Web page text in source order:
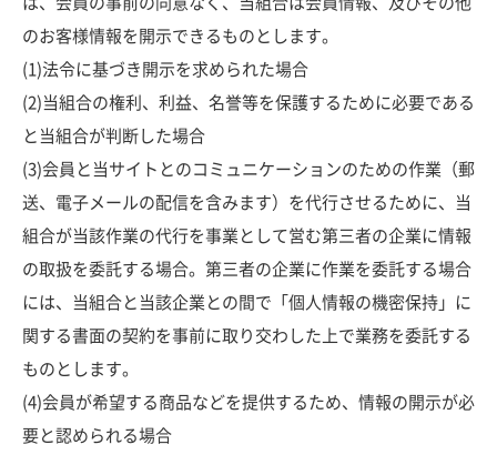
のお客様情報を開示できるものとします。
(1)法令に基づき開示を求められた場合
(2)当組合の権利、利益、名誉等を保護するために必要である
と当組合が判断した場合
(3)会員と当サイトとのコミュニケーションのための作業（郵
送、電子メールの配信を含みます）を代行させるために、当
組合が当該作業の代行を事業として営む第三者の企業に情報
の取扱を委託する場合。第三者の企業に作業を委託する場合
には、当組合と当該企業との間で「個人情報の機密保持」に
関する書面の契約を事前に取り交わした上で業務を委託する
ものとします。
(4)会員が希望する商品などを提供するため、情報の開示が必
要と認められる場合